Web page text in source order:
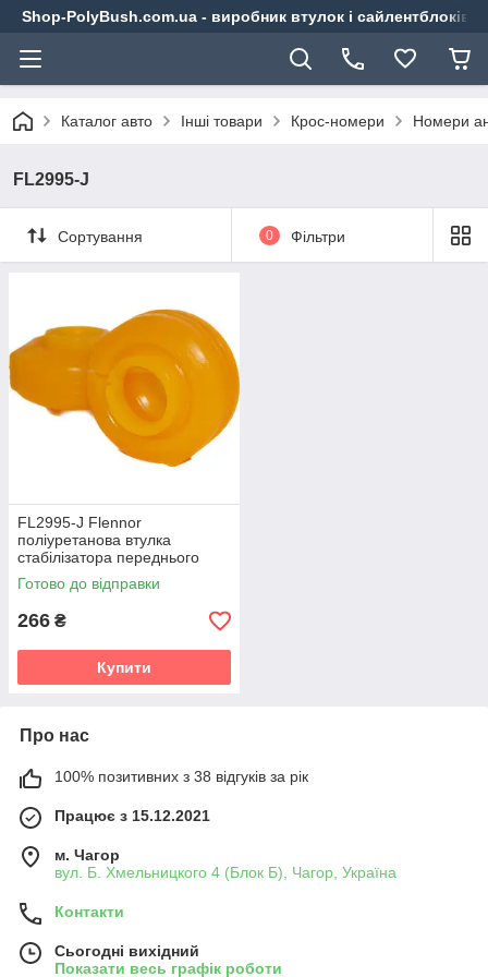
Shop-PolyBush.com.ua - виробник втулок і сайлентблоків
Каталог авто Інші товари Крос-номери Номери
FL2995-J
Сортування 0 Фільтри
FL2995-J Flennor
поліуретанова втулка
стабілізатора переднього
PolyBush (аналог) v19
Готово до відправки
266 ₴
Купити
Про нас
100% позитивних з 38 відгуків за рік
Працює з 15.12.2021
м. Чагор
вул. Б. Хмельницкого 4 (Блок Б), Чагор, Україна
Контакти
Сьогодні вихідний
Показати весь графік роботи